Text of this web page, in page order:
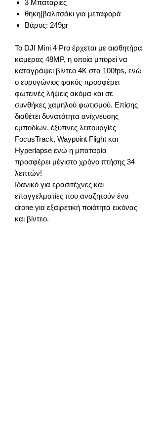
3 Μπαταρίες
θηκη|βαλιτσάκι για μεταφορά
Βάρος: 249gr
Το DJI Mini 4 Pro έρχεται με αισθητήρα
κάμερας 48MP, η οποία μπορεί να
καταγράψει βίντεο 4K στα 100fps, ενώ
ο ευρυγώνιος φακός προσφέρει
φωτεινές λήψεις ακόμα και σε
συνθήκες χαμηλού φωτισμού. Επίσης
διαθέτει δυνατότητα ανίχνευσης
εμποδίων, έξυπνες λειτουργίες
FocusTrack, Waypoint Flight και
Hyperlapse ενώ η μπαταρία
προσφέρει μέγιστο χρόνο πτήσης 34
λεπτών!
Ιδανικό για ερασιτέχνες και
επαγγελματίες που αναζητούν ένα
drone για εξαιρετική ποιότητα εικόνας
και βίντεο.